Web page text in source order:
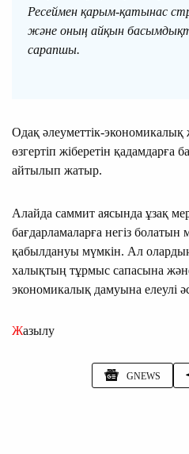
Ресеймен қарым-қатынас
және оның айқын
сарапшы.
Одақ әлеуметтік-экономикалық
өзгертіп жіберетін қадамдарға
айтылып жатыр.
Алайда саммит аясында ұзақ
бағдарламаларға негіз
қабылдануы мүмкін. Ал
халықтың тұрмыс сапасына
экономикалық дамуына елеулі
Жазылу
GNEWS